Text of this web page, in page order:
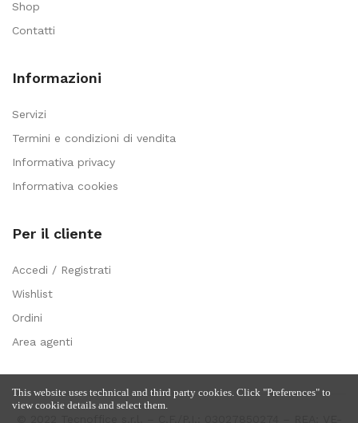
Shop
Contatti
Informazioni
Servizi
Termini e condizioni di vendita
Informativa privacy
Informativa cookies
Per il cliente
Accedi / Registrati
Wishlist
Ordini
Area agenti
This website uses technical and third party cookies. Click "Preferences" to
view cookie details and select them.